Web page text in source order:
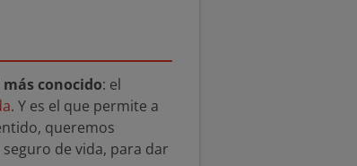
conocido: el
. Y es el que permite a
queremos
de vida, para dar